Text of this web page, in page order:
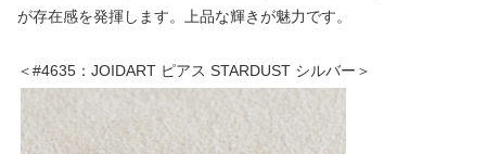
が存在感を発揮します。上品な輝きが魅力です。
＜#4635：JOIDART ピアス STARDUST シルバー＞